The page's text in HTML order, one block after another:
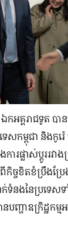
កអគ្គរាជទូត បា
េសកម្ពុជា និងកូ
រផ្លាស់ប្តូររវា
ច្ចខិតខំប្រឹងប្រែ
ាក់ទំនងនៃប្រទេ
នបញ្ហាឧក្រិដ្ឋក